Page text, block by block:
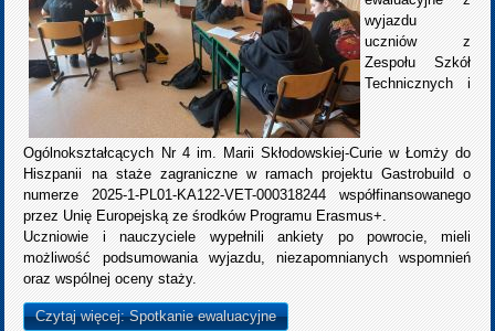
wyjazdu
uczniów z
Zespołu Szkół
Technicznych i
Ogólnokształcących Nr 4 im. Marii Skłodowskiej-Curie w Łomży do
Hiszpanii na staże zagraniczne w ramach projektu Gastrobuild o
numerze 2025-1-PL01-KA122-VET-000318244 współfinansowanego
przez Unię Europejską ze środków Programu Erasmus+.
Uczniowie i nauczyciele wypełnili ankiety po powrocie, mieli
możliwość podsumowania wyjazdu, niezapomnianych wspomnień
oraz wspólnej oceny staży.
Czytaj więcej: Spotkanie ewaluacyjne